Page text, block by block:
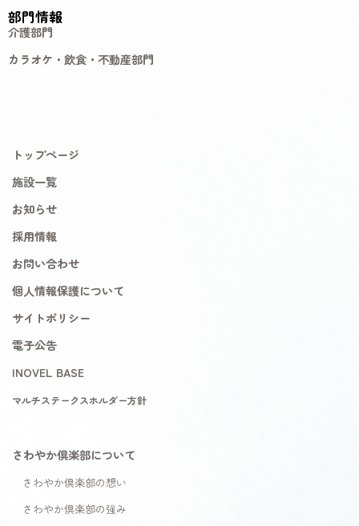
部門情報
介護部門
カラオケ・飲食・不動産部門
トップページ
施設一覧
お知らせ
採用情報
お問い合わせ
個人情報保護について
サイトポリシー
電子公告
INOVEL BASE
マルチステークスホルダー方針
さわやか倶楽部について
さわやか倶楽部の想い
さわやか倶楽部の強み